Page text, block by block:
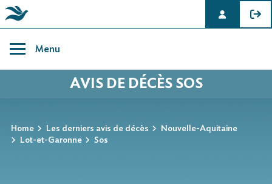
content
Menu
AVIS DE DÉCÈS SOS
Home Les derniers avis de décès
Nouvelle-Aquitaine
Lot-et-Garonne
Sos